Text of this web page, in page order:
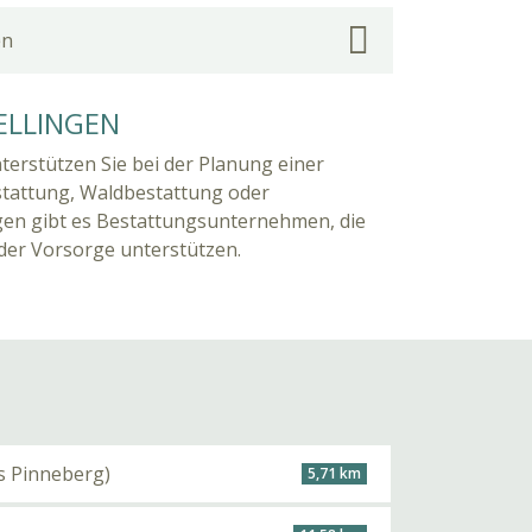
Sie bei der Planung einer
Waldbestattung oder
gibt es Bestattungsunternehmen, die
Vorsorge unterstützen.
Pinneberg) 5,71 km